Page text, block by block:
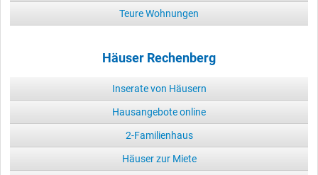
Teure Wohnungen
Häuser Rechenberg
Inserate von Häusern
Hausangebote online
2-Familienhaus
Häuser zur Miete